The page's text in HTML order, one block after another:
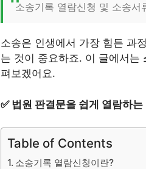
소송기록 열람신청 및 소송
소송은 인생에서 가장 힘든 과
는 것이 중요하죠. 이 글에서는
펴보겠어요.
✅ 법원 판결문을 쉽게 열람하
Table of Contents
소송기록 열람신청이란?